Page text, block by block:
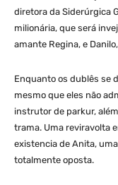
diretora da Siderúrgica
milionária, que será
amante Regina, e
Enquanto os dublês se
mesmo que eles não
instrutor de parkur,
trama. Uma reviravolta
existencia de Anita,
totalmente oposta.